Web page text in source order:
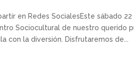
en Redes SocialesEste sábado
Sociocultural de nuestro querido
con la diversión. Disfrutaremos de...